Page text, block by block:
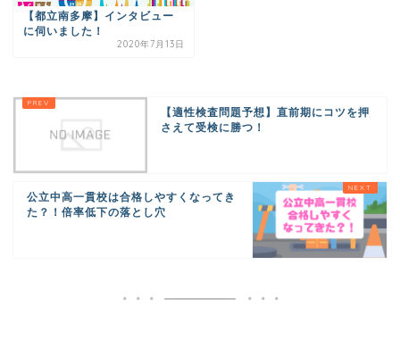
【都立南多摩】インタビュー
に伺いました！
2020年7月13日
【適性検査問題予想】直前期にコツを押
さえて受検に勝つ！
公立中高一貫校は合格しやすくなってき
た？！倍率低下の落とし穴